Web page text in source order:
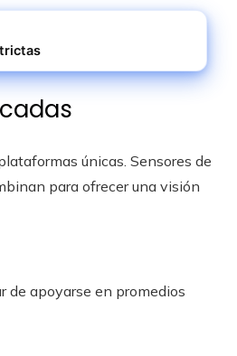
únicas. Sensores de
para ofrecer una visión
de apoyarse en promedios